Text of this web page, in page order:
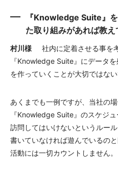
『Knowledge Suite』
た取り組みがあれば教え
村川様
社内に定着させる事を
『Knowledge Suite』にデータ
を作っていくことが大切ではない
あくまでも一例ですが、当社の
『Knowledge Suite』のスケジ
訪問してはいけないというルー
書いていなければ遊んでいるの
活動には一切カウントしません。